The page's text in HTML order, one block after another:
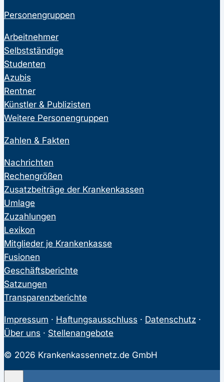
Personengruppen
Arbeitnehmer
Selbstständige
Studenten
Azubis
Rentner
Künstler & Publizisten
Weitere Personengruppen
Zahlen & Fakten
Nachrichten
Rechengrößen
Zusatzbeiträge der Krankenkassen
Umlage
Zuzahlungen
Lexikon
Mitglieder je Krankenkasse
Fusionen
Geschäftsberichte
Satzungen
Transparenzberichte
Impressum · Haftungsausschluss · Datenschutz ·
Über uns · Stellenangebote
© 2026 Krankenkassennetz.de GmbH